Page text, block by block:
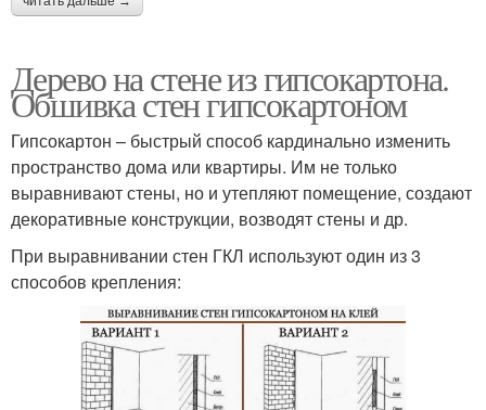
Дерево на стене из гипсокартона.
Обшивка стен гипсокартоном
Гипсокартон – быстрый способ кардинально изменить
пространство дома или квартиры. Им не только
выравнивают стены, но и утепляют помещение, создают
декоративные конструкции, возводят стены и др.
При выравнивании стен ГКЛ используют один из 3
способов крепления: